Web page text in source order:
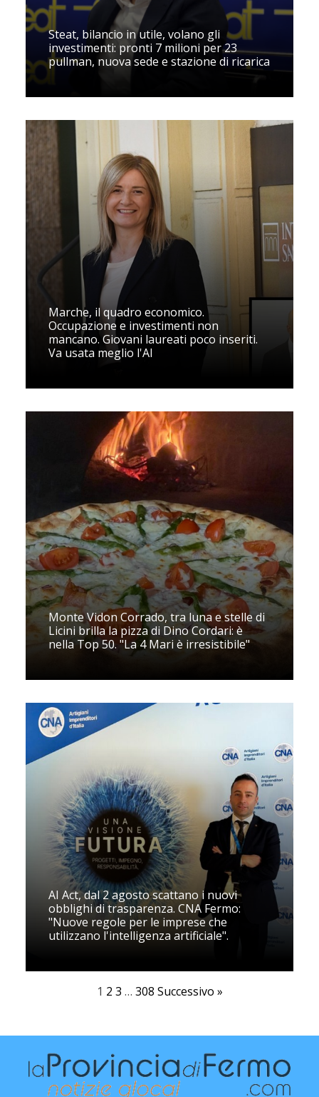
Steat, bilancio in utile, volano gli
investimenti: pronti 7 milioni per 23
pullman, nuova sede e stazione di ricarica
Marche, il quadro economico.
Occupazione e investimenti non
mancano. Giovani laureati poco inseriti.
Va usata meglio l'AI
Monte Vidon Corrado, tra luna e stelle di
Licini brilla la pizza di Dino Cordari: è
nella Top 50. "La 4 Mari è irresistibile"
AI Act, dal 2 agosto scattano i nuovi
obblighi di trasparenza. CNA Fermo:
"Nuove regole per le imprese che
utilizzano l'intelligenza artificiale".
1 2 3 … 308 Successivo »